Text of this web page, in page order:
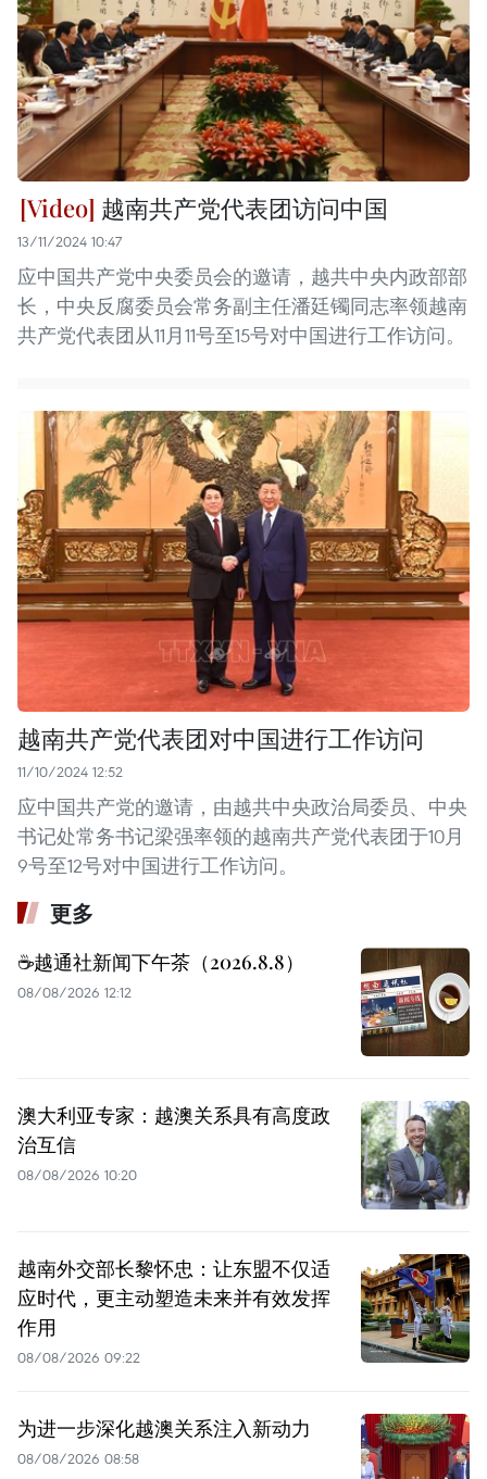
越南共产党代表团访问中国
13/11/2024 10:47
应中国共产党中央委员会的邀请，越共中央内政部部
长，中央反腐委员会常务副主任潘廷镯同志率领越南
共产党代表团从11月11号至15号对中国进行工作访问。
越南共产党代表团对中国进行工作访问
11/10/2024 12:52
应中国共产党的邀请，由越共中央政治局委员、中央
书记处常务书记梁强率领的越南共产党代表团于10月
9号至12号对中国进行工作访问。
更多
☕️越通社新闻下午茶（2026.8.8）
08/08/2026 12:12
澳大利亚专家：越澳关系具有高度政
治互信
08/08/2026 10:20
越南外交部长黎怀忠：让东盟不仅适
应时代，更主动塑造未来并有效发挥
作用
08/08/2026 09:22
为进一步深化越澳关系注入新动力
08/08/2026 08:58